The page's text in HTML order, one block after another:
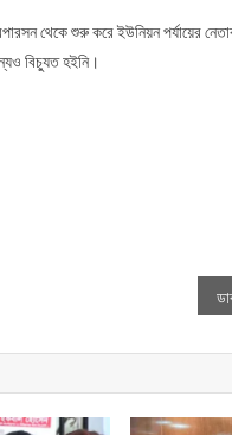
থেকে শুরু করে ইউনিয়ন পর্যায়ের
বিচ্যুত হইনি।